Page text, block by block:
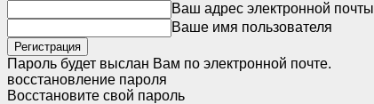
Ваш адрес электронной почты
Ваше имя пользователя
Пароль будет выслан Вам по электронной почте.
восстановление пароля
Восстановите свой пароль